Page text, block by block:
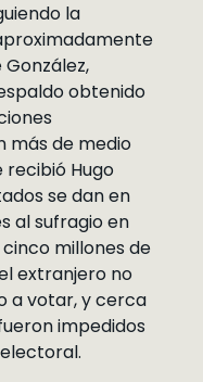
la
obtenido
más de medio
recibió Hugo
se dan en
al sufragio en
millones de
extranjero no
a votar, y cerca
impedidos